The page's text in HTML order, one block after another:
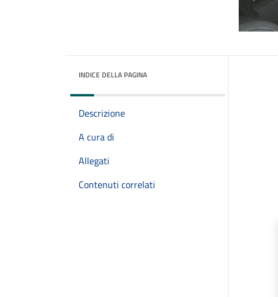
INDICE DELLA PAGINA
Descrizione
A cura di
Allegati
Contenuti correlati